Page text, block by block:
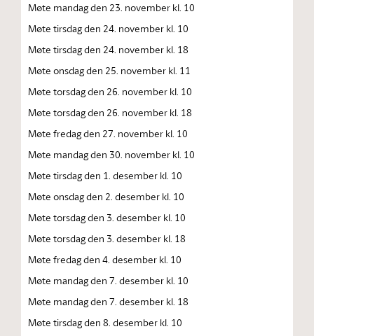
Møte mandag den 23. november kl. 10
Møte tirsdag den 24. november kl. 10
Møte tirsdag den 24. november kl. 18
Møte onsdag den 25. november kl. 11
Møte torsdag den 26. november kl. 10
Møte torsdag den 26. november kl. 18
Møte fredag den 27. november kl. 10
Møte mandag den 30. november kl. 10
Møte tirsdag den 1. desember kl. 10
Møte onsdag den 2. desember kl. 10
Møte torsdag den 3. desember kl. 10
Møte torsdag den 3. desember kl. 18
Møte fredag den 4. desember kl. 10
Møte mandag den 7. desember kl. 10
Møte mandag den 7. desember kl. 18
Møte tirsdag den 8. desember kl. 10